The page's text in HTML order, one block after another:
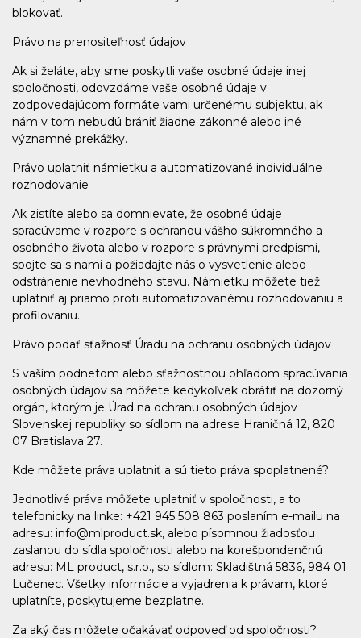
blokovať.
Právo na prenositeľnosť údajov
Ak si želáte, aby sme poskytli vaše osobné údaje inej
spoločnosti, odovzdáme vaše osobné údaje v
zodpovedajúcom formáte vami určenému subjektu, ak
nám v tom nebudú brániť žiadne zákonné alebo iné
významné prekážky.
Právo uplatniť námietku a automatizované individuálne
rozhodovanie
Ak zistíte alebo sa domnievate, že osobné údaje
spracúvame v rozpore s ochranou vášho súkromného a
osobného života alebo v rozpore s právnymi predpismi,
spojte sa s nami a požiadajte nás o vysvetlenie alebo
odstránenie nevhodného stavu. Námietku môžete tiež
uplatniť aj priamo proti automatizovanému rozhodovaniu a
profilovaniu.
Právo podať sťažnosť Úradu na ochranu osobných údajov
S vaším podnetom alebo sťažnostnou ohľadom spracúvania
osobných údajov sa môžete kedykoľvek obrátiť na dozorný
orgán, ktorým je Úrad na ochranu osobných údajov
Slovenskej republiky so sídlom na adrese Hraničná 12, 820
07 Bratislava 27.
Kde môžete práva uplatniť a sú tieto práva spoplatnené?
Jednotlivé práva môžete uplatniť v spoločnosti, a to
telefonicky na linke: +421 945 508 863 poslaním e-mailu na
adresu: info@mlproduct.sk, alebo písomnou žiadosťou
zaslanou do sídla spoločnosti alebo na korešpondenčnú
adresu: ML product, s.r.o., so sídlom: Skladištná 5836, 984 01
Lučenec. Všetky informácie a vyjadrenia k právam, ktoré
uplatníte, poskytujeme bezplatne.
Za aký čas môžete očakávať odpoveď od spoločnosti?